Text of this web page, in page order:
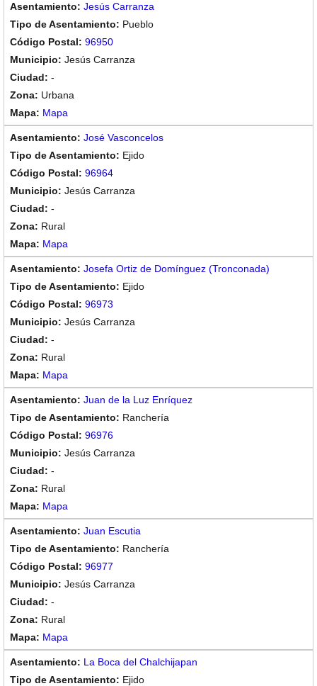
Jesús Carranza
Pueblo
96950
Jesús Carranza
-
Urbana
Mapa
José Vasconcelos
Ejido
96964
Jesús Carranza
-
Rural
Mapa
Josefa Ortiz de Domínguez (Tronconada)
Ejido
96973
Jesús Carranza
-
Rural
Mapa
Juan de la Luz Enríquez
Ranchería
96976
Jesús Carranza
-
Rural
Mapa
Juan Escutia
Ranchería
96977
Jesús Carranza
-
Rural
Mapa
La Boca del Chalchijapan
Ejido